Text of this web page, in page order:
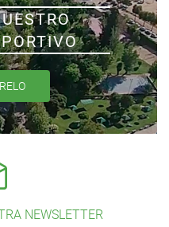
NEWSLETTER